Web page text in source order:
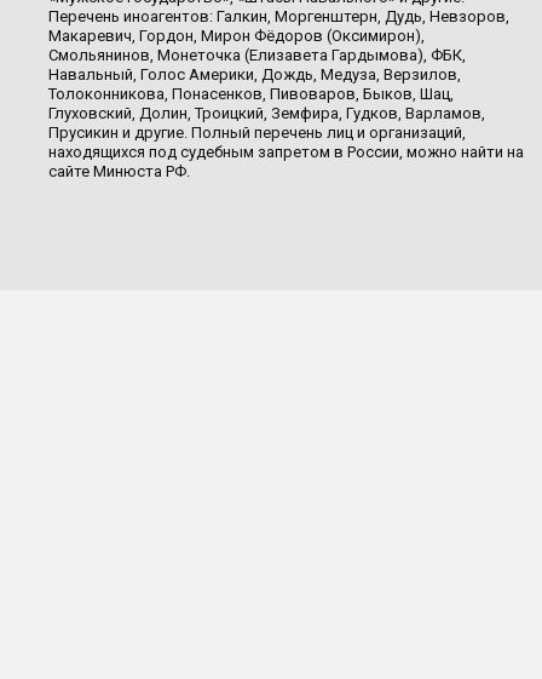
Перечень иноагентов: Галкин, Моргенштерн, Дудь, Невзоров,
Макаревич, Гордон, Мирон Фёдоров (Оксимирон),
Смольянинов, Монеточка (Елизавета Гардымова), ФБК,
Навальный, Голос Америки, Дождь, Медуза, Верзилов,
Толоконникова, Понасенков, Пивоваров, Быков, Шац,
Глуховский, Долин, Троицкий, Земфира, Гудков, Варламов,
Прусикин и другие. Полный перечень лиц и организаций,
находящихся под судебным запретом в России, можно найти на
сайте Минюста РФ.